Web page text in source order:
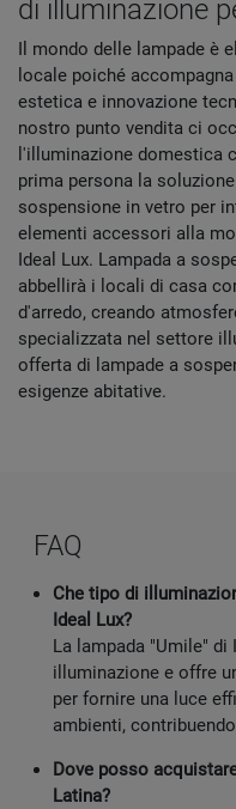
di illuminazione
Il mondo delle lampade è
locale poiché
estetica e innovazione
nostro punto vendita ci
l'illuminazione domestica
prima persona la
sospensione in vetro per
elementi accessori alla
Ideal Lux. Lampada a
abbellirà i locali di casa
d'arredo, creando
specializzata nel settore
offerta di lampade a
esigenze abitative.
FAQ
Che tipo di
Ideal Lux?
La lampada "Umile"
illuminazione e offre
per fornire una luce
ambienti,
Dove posso
Latina?